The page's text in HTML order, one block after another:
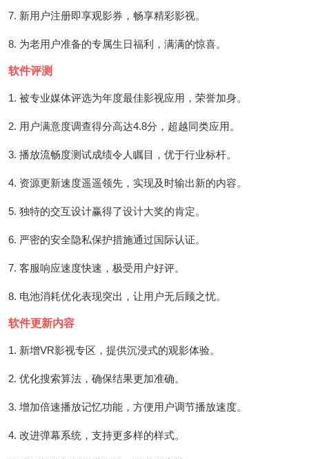
7. 新用户注册即享观影券，畅享精彩影视。
8. 为老用户准备的专属生日福利，满满的惊喜。
软件评测
1. 被专业媒体评选为年度最佳影视应用，荣誉加身。
2. 用户满意度调查得分高达4.8分，超越同类应用。
3. 播放流畅度测试成绩令人瞩目，优于行业标杆。
4. 资源更新速度遥遥领先，实现及时输出新的内容。
5. 独特的交互设计赢得了设计大奖的肯定。
6. 严密的安全隐私保护措施通过国际认证。
7. 客服响应速度快速，极受用户好评。
8. 电池消耗优化表现突出，让用户无后顾之忧。
软件更新内容
1. 新增VR影视专区，提供沉浸式的观影体验。
2. 优化搜索算法，确保结果更加准确。
3. 增加倍速播放记忆功能，方便用户调节播放速度。
4. 改进弹幕系统，支持更多样的样式。